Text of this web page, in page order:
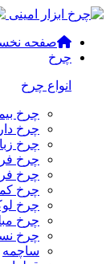
صفحه
چرخ
انواع چرخ
چرخ
چرخ
چرخ
چرخ
چرخ
چرخ
چرخ
چرخ
چرخ
ساچمه